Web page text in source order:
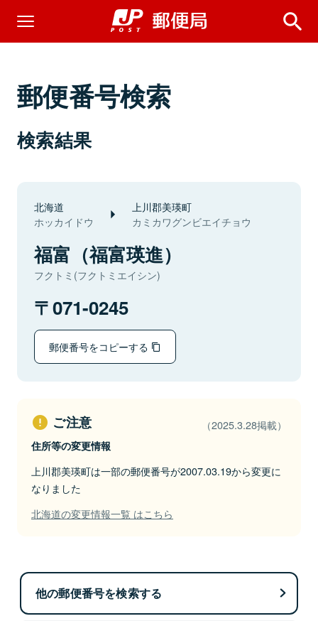
郵便番号検索
検索結果
北海道
ホッカイドウ
上川郡美瑛町
カミカワグンビエイチョウ
福富（福富瑛進）
フクトミ(フクトミエイシン)
071-0245
郵便番号をコピーする
ご注意 （2025.3.28掲載）
住所等の変更情報
上川郡美瑛町は一部の郵便番号が2007.03.19から変更に
なりました
北海道の変更情報一覧 はこちら
他の郵便番号を検索する